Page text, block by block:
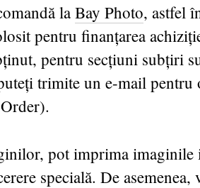
laBay Photo, astfel
pentru finanțarea
pentru secțiuni subțiri
trimite un e-mail pentru
pot imprima imaginile
specială. De